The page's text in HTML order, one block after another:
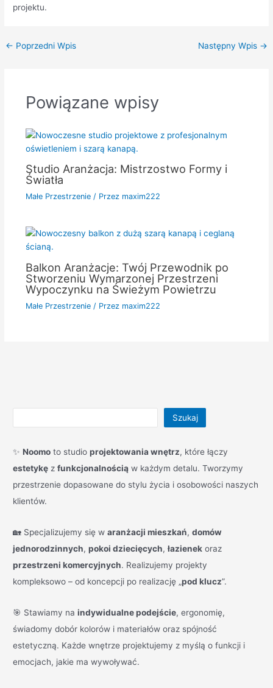
projektu.
← Poprzedni Wpis Następny Wpis →
Powiązane wpisy
Studio Aranżacja: Mistrzostwo Formy i
Światła
Małe Przestrzenie/ Przez maxim222
Balkon Aranżacje: Twój Przewodnik po
Stworzeniu Wymarzonej Przestrzeni
Wypoczynku na Świeżym Powietrzu
Małe Przestrzenie/ Przez maxim222
Szukaj
✨Noomo to studioprojektowania wnętrz, które łączy
estetykę zfunkcjonalnością w każdym detalu. Tworzymy
przestrzenie dopasowane do stylu życia i osobowości naszych
klientów.
🏡 Specjalizujemy się waranżacji mieszkań,domów
jednorodzinnych,pokoi dziecięcych,łazienek oraz
przestrzeni komercyjnych. Realizujemy projekty
kompleksowo – od koncepcji po realizację „pod klucz”.
🎯 Stawiamy naindywidualne podejście, ergonomię,
świadomy dobór kolorów i materiałów oraz spójność
estetyczną. Każde wnętrze projektujemy z myślą o funkcji i
emocjach, jakie ma wywoływać.